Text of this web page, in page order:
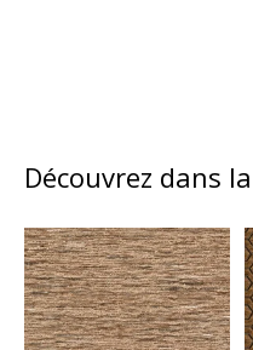
Découvrez dans